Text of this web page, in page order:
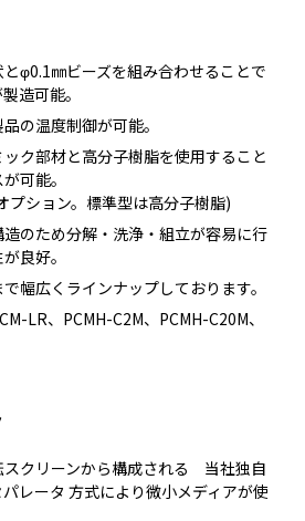
φ0.1㎜ビーズを組み合わせることで
造可能。
の温度制御が可能。
ク部材と高分子樹脂を使用すること
可能。
プション。標準型は高分子樹脂)
のため分解・洗浄・組立が容易に行
良好。
幅広くラインナップしております。
LR、PCMH-C2M、PCMH-C20M、
スクリーンから構成される 当社独自
レータ 方式により微小メディアが使